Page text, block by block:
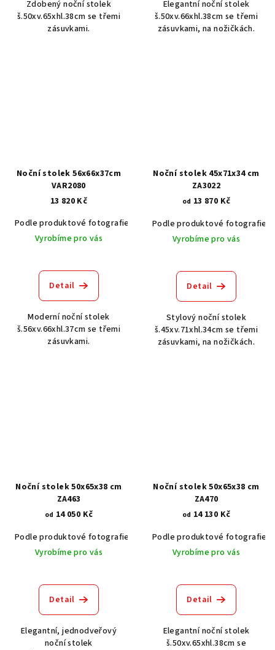
Zdobený noční stolek
š.50xv.65xhl.38cm se třemi
zásuvkami.
Elegantní noční stolek
š.50xv.66xhl.38cm se třemi
zásuvkami, na nožičkách.
Noční stolek 56x66x37cm
VAR2080
13 820 Kč
Podle produktové fotografie
Akát vintage BT1551
Dub světlý
Vyrobíme pro vás
Detail
Moderní noční stolek
š.56xv.66xhl.37cm se třemi
zásuvkami.
Noční stolek 45x71x34 cm
ZA3022
od 13 870 Kč
Podle produktové fotografie
Vyrobíme pro vás
Detail
Stylový noční stolek
š.45xv.71xhl.34cm se třemi
zásuvkami, na nožičkách.
Noční stolek 50x65x38 cm
ZA463
od 14 050 Kč
Podle produktové fotografie
Akát vintage BT1551
Dub světlý
Vyrobíme pro vás
Detail
Elegantní, jednodveřový
noční stolek
Noční stolek 50x65x38 cm
ZA470
od 14 130 Kč
Podle produktové fotografie
Vyrobíme pro vás
Detail
Elegantní noční stolek
š.50xv.65xhl.38cm se